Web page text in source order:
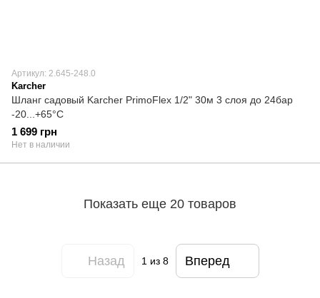
Артикул: 2.645-248.0
Karcher
Шланг садовый Karcher PrimoFlex 1/2" 30м 3 слоя до 24бар
-20...+65°C
1 699 грн
Нет в наличии
Показать еще 20 товаров
Назад 1 из 8 Вперед